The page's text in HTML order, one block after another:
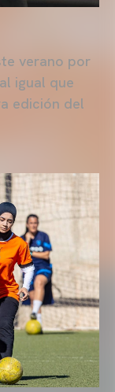
verano por
igual que
edición del